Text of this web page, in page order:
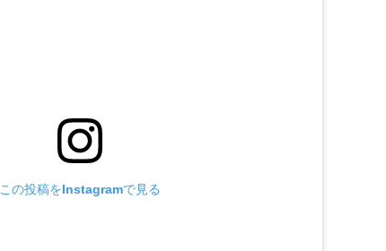
この投稿をInstagramで見る